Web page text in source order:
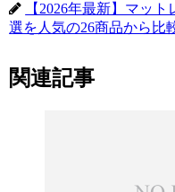
【2026年最新】マッ
選を人気の26商品から比
関連記事